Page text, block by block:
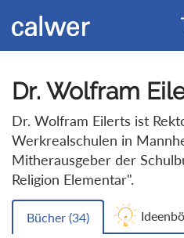
zur
Navigation
zum
Inhalt
Dr. Wolfram
Dr. Wolfram Eilerts ist
Werkrealschulen in
Mitherausgeber der
Religion Elementar".
Bücher (34)